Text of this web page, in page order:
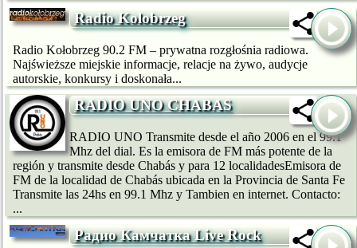
Radio Kolobrzeg
Radio Kołobrzeg 90.2 FM – prywatna rozgłośnia radiowa.
Najświeższe miejskie informacje, relacje na żywo, audycje
autorskie, konkursy i doskonała...
RADIO UNO CHABAS
RADIO UNO Transmite desde el año 2006 en el 99.1
Mhz del dial. Es la emisora de FM más potente de la
región y transmite desde Chabás y para 12 localidadesEmisora de
FM de la localidad de Chabás ubicada en la Provincia de Santa Fe
Transmite las 24hs en 99.1 Mhz y Tambien en internet. Contacto:
...
Радио Камчатка Live Rock